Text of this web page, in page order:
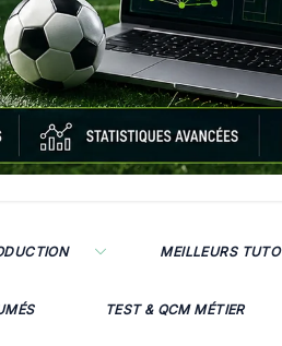
MEILLEURS TUTO
TEST & QCM MÉTIER